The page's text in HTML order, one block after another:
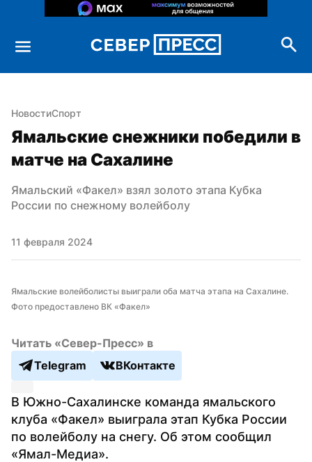
НовостиСпорт
Ямальские снежники победили в
матче на Сахалине
Ямальский «Факел» взял золото этапа Кубка
России по снежному волейболу
11 февраля 2024
Ямальские волейболисты выиграли оба матча этапа на Сахалине.
Фото предоставлено ВК «Факел»
Читать «Север-Пресс» в
Telegram
ВКонтакте
В Южно-Сахалинске команда ямальского
клуба «Факел» выиграла этап Кубка России
по волейболу на снегу. Об этом сообщил
«Ямал-Медиа».